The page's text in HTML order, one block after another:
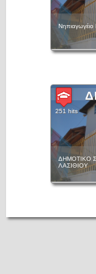
251 hits
ΔΗΜΟΤΙΚΟ
ΛΑΣΙΘΙΟΥ